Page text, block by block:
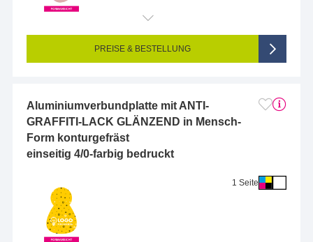
Endformat (bedruckte Fläche): 10 x 10 cm
Seitigkeit: 1-seitig (Vorderseite bedruckt, Rückseite unbedruckt)
4/0-farbig CMYK (vollfarbig bedruckt)
PREISE & BESTELLUNG
Aluminiumverbundplatte mit ANTI-
GRAFFITI-LACK GLÄNZEND in Mensch-
Form konturgefräst
einseitig 4/0-farbig bedruckt
1 Seite